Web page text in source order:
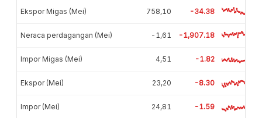
Ekspor Migas (Mei) 758,10 -34.38
Neraca perdagangan (Mei) -1,61 -1,907.18
Impor Migas (Mei) 4,51 -1.82
Ekspor (Mei) 23,20 -8.30
Impor (Mei) 24,81 -1.59